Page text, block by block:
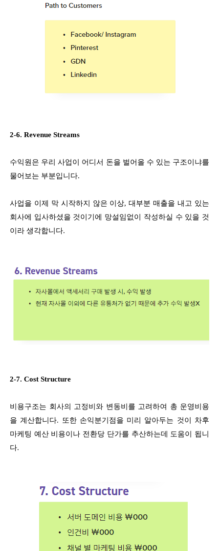
2-6. Revenue Streams
수익원은 우리 사업이 어디서 돈을 벌어올 수 있는 구조이냐를
물어보는 부분입니다.
사업을 이제 막 시작하지 않은 이상, 대부분 매출을 내고 있는
회사에 입사하셨을 것이기에 망설임없이 작성하실 수 있을 것
이라 생각합니다.
2-7. Cost Structure
비용구조는 회사의 고정비와 변동비를 고려하여 총 운영비용
을 계산합니다. 또한 손익분기점을 미리 알아두는 것이 차후
마케팅 예산 비용이나 전환당 단가를 추산하는데 도움이 됩니
다.